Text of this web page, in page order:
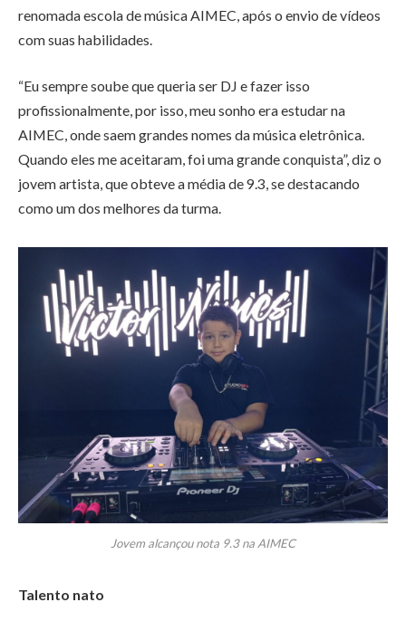
renomada escola de música AIMEC, após o envio de vídeos
com suas habilidades.
“Eu sempre soube que queria ser DJ e fazer isso
profissionalmente, por isso, meu sonho era estudar na
AIMEC, onde saem grandes nomes da música eletrônica.
Quando eles me aceitaram, foi uma grande conquista”, diz o
jovem artista, que obteve a média de 9.3, se destacando
como um dos melhores da turma.
Jovem alcançou nota 9.3 na AIMEC
Talento nato